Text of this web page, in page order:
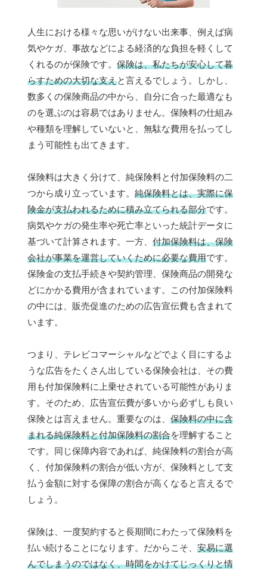
人生における様々な思いがけない出来事、例えば病
気やケガ、事故などによる経済的な負担を軽くして
くれるのが保険です。 保険は、私たちが安心して暮
らすための大切な支えと言えるでしょう。しかし、
数多くの保険商品の中から、自分に合った最適なも
のを選ぶのは容易ではありません。保険料の仕組み
や種類を理解していないと、無駄な費用を払ってし
まう可能性も出てきます。
保険料は大きく分けて、純保険料と付加保険料の二
つから成り立っています。 純保険料とは、実際に保
険金が支払われるために積み立てられる部分です。
病気やケガの発生率や死亡率といった統計データに
基づいて計算されます。一方、 付加保険料は、保険
会社が事業を運営していくために必要な費用です。
保険金の支払手続きや契約管理、保険商品の開発な
どにかかる費用が含まれています。この付加保険料
の中には、販売促進のための広告宣伝費も含まれて
います。
つまり、テレビコマーシャルなどでよく目にするよ
うな広告をたくさん出している保険会社は、その費
用も付加保険料に上乗せされている可能性がありま
す。そのため、広告宣伝費が多いから必ずしも良い
保険とは言えません。重要なのは、 保険料の中に含
まれる純保険料と付加保険料の割合を理解すること
です。同じ保障内容であれば、純保険料の割合が高
く、付加保険料の割合が低い方が、保険料として支
払う金額に対する保障の割合が高くなると言えるで
しょう。
保険は、一度契約すると長期間にわたって保険料を
払い続けることになります。だからこそ、 安易に選
んでしまうのではなく、時間をかけてじっくりと情